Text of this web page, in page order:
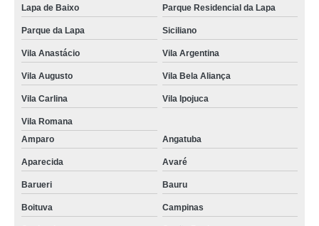
Lapa de Baixo Parque Residencial da Lapa
Parque da Lapa Siciliano
Vila Anastácio Vila Argentina
Vila Augusto Vila Bela Aliança
Vila Carlina Vila Ipojuca
Vila Romana
Amparo
Angatuba
Aparecida Avaré
Barueri Bauru
Boituva Campinas